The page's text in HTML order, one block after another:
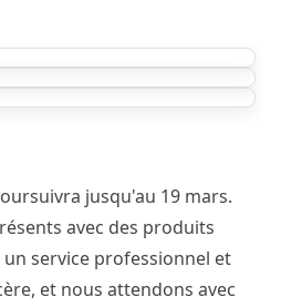
jusqu'au 19 mars.
avec des produits
service professionnel et
et nous attendons avec